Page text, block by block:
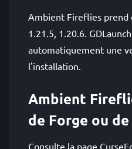
Ambient Fireflies prend
1.21.5, 1.20.6.
automatiquement une
l'installation.
Ambient
de Forge ou de
Consulte la page